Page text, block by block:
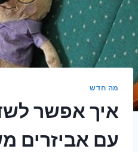
מה חדש
איך אפשר
עם אביזרים